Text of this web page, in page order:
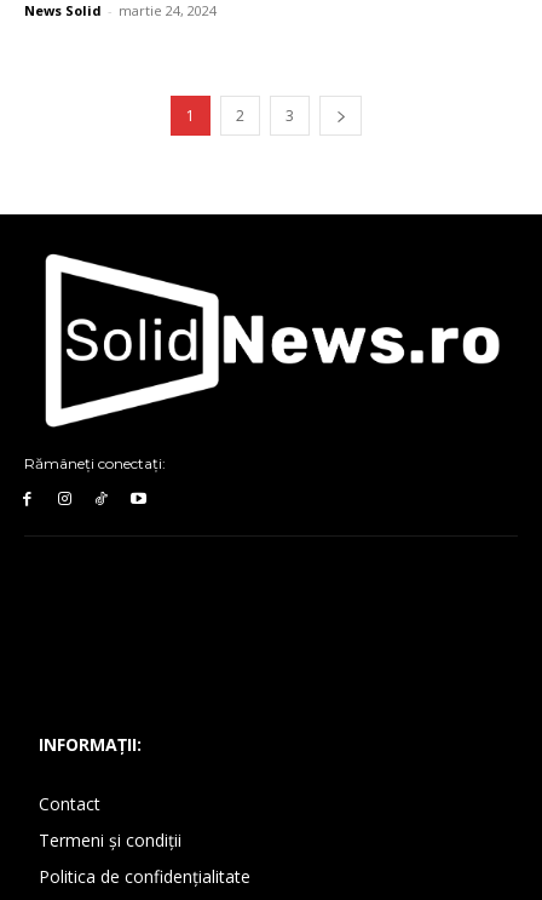
News Solid - martie 24, 2024
1 2 3
Rămâneți conectați:
INFORMAȚII:
Contact
Termeni și condiții
Politica de confidențialitate